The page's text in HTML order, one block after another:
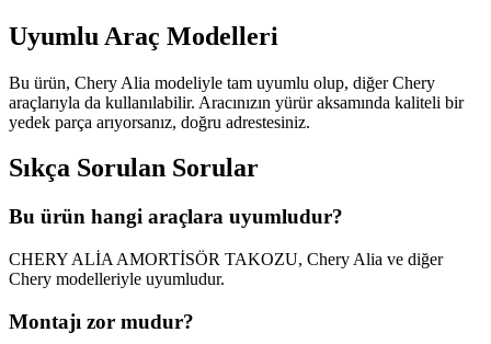
Uyumlu Araç Modelleri
Bu ürün, Chery Alia modeliyle tam uyumlu olup, diğer Chery
araçlarıyla da kullanılabilir. Aracınızın yürür aksamında kaliteli bir
yedek parça arıyorsanız, doğru adrestesiniz.
Sıkça Sorulan Sorular
Bu ürün hangi araçlara uyumludur?
CHERY ALİA AMORTİSÖR TAKOZU, Chery Alia ve diğer
Chery modelleriyle uyumludur.
Montajı zor mudur?